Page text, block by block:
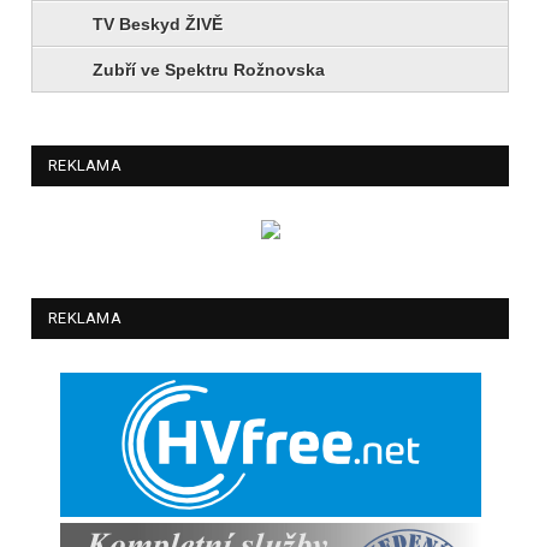
TV Beskyd ŽIVĚ
Zubří ve Spektru Rožnovska
REKLAMA
REKLAMA